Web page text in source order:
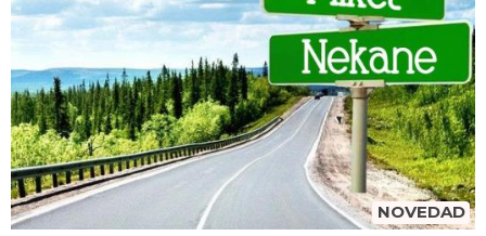
NOVEDAD